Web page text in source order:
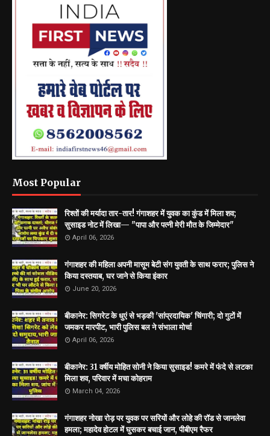
Most Popular
रिश्तों की मर्यादा तार-तार! गंगाशहर में युवक का कुंड में मिला शव;
सुसाइड नोट में लिखा— "पापा और पत्नी मेरी मौत के जिम्मेदार"
April 06, 2026
गंगाशहर की महिला अपनी मासूम बेटी संग युवती के साथ फरार; पुलिस ने
किया दस्तयाब, घर जाने से किया इंकार
June 20, 2026
बीकानेर: सिगरेट के धुएं से भड़की 'सांप्रदायिक' चिंगारी; दो गुटों में
जमकर मारपीट, भारी पुलिस बल ने संभाला मोर्चा
April 06, 2026
बीकानेर: 31 वर्षीय मोहित सोनी ने किया सुसाइड! कमरे में फंदे से लटका
मिला शव, परिवार में मचा कोहराम
March 04, 2026
गंगाशहर नोखा रोड़ पर युवक पर सरियों और लोहे की रॉड से जानलेवा
हमला; महादेव होटल में घुसकर बचाई जान, पीबीएम रैफर